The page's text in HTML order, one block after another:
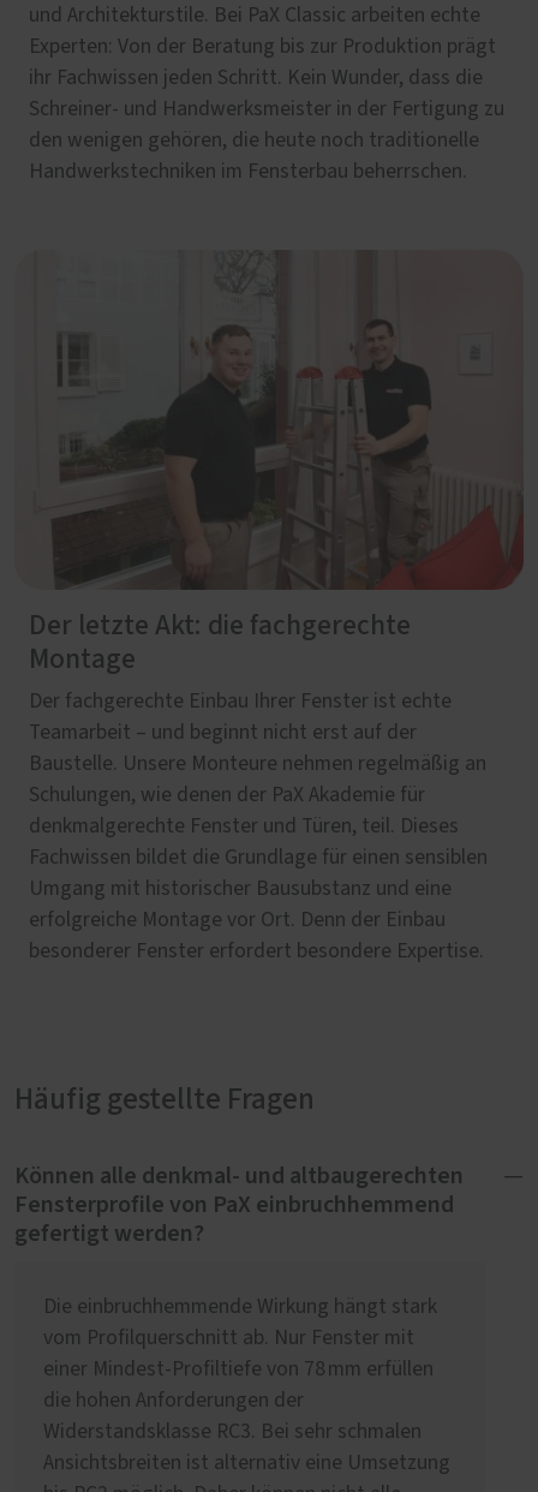
und Architekturstile. Bei PaX Classic arbeiten echte
Experten: Von der Beratung bis zur Produktion prägt
ihr Fachwissen jeden Schritt. Kein Wunder, dass die
Schreiner- und Handwerksmeister in der Fertigung zu
den wenigen gehören, die heute noch traditionelle
Handwerkstechniken im Fensterbau beherrschen.
Der letzte Akt: die fachgerechte
Montage
Der fachgerechte Einbau Ihrer Fenster ist echte
Teamarbeit – und beginnt nicht erst auf der
Baustelle. Unsere Monteure nehmen regelmäßig an
Schulungen, wie denen der PaX Akademie für
denkmalgerechte Fenster und Türen, teil. Dieses
Fachwissen bildet die Grundlage für einen sensiblen
Umgang mit historischer Bausubstanz und eine
erfolgreiche Montage vor Ort. Denn der Einbau
besonderer Fenster erfordert besondere Expertise.
Häufig gestellte Fragen
Können alle denkmal- und altbaugerechten
Fensterprofile von PaX einbruchhemmend
gefertigt werden?
Die einbruchhemmende Wirkung hängt stark
vom Profilquerschnitt ab. Nur Fenster mit
einer Mindest-Profiltiefe von 78 mm erfüllen
die hohen Anforderungen der
Widerstandsklasse RC3. Bei sehr schmalen
Ansichtsbreiten ist alternativ eine Umsetzung